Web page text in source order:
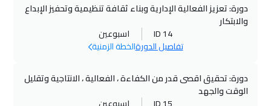
دورة: تعزيز الفعالية الإدارية وبناء ثقافة تنظيمية وتحفيز الإبداع
والابتكار
ID 14
اسبوعين
تفاصيل الدورةالخطة الزمنية
دورة: تحقيق اقصى قدر من الكفاءة ، الفعالية ، الانتاجية وتقليل
الوقت والجهد